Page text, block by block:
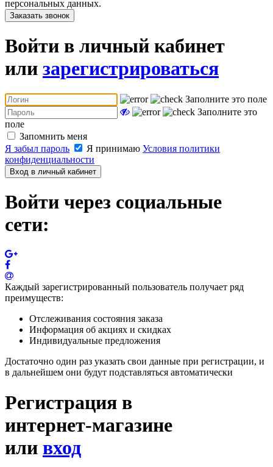
персональных данных.
Заказать звонок
Войти в личный кабинет
или зарегистрироваться
Заполните это поле
Заполните это
поле
Запомнить меня
Я забыл пароль
Я принимаю Условия политики
конфиденциальности
Вход в личный кабинет
Войти через социальные
сети:
Каждый зарегистрированный пользователь получает ряд
преимуществ:
Отслеживания состояния заказа
Информация об акциях и скидках
Индивидуальные предложения
Достаточно один раз указать свои данные при регистрации, и
в дальнейшем они будут подставляться автоматически
Регистрация в
интернет-магазине
или вход